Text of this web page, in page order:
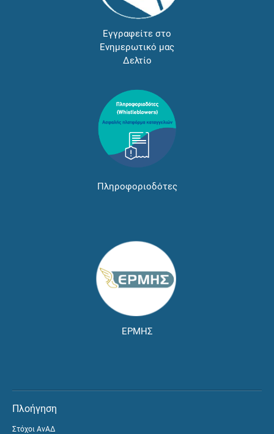
Εγγραφείτε στο
Ενημερωτικό μας
Δελτίο
Πληροφοριοδότες
ΕΡΜΗΣ
Πλοήγηση
Στόχοι ΑνΑΔ